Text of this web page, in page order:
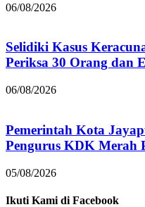
06/08/2026
Selidiki Kasus
Periksa 30 Orang dan
06/08/2026
Pemerintah Kota
Pengurus KDK Merah
05/08/2026
Ikuti Kami di Facebook